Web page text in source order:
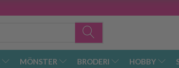
MÖNSTER BRODERI HOBBY